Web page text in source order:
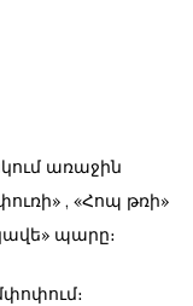
առաջին
, «Հոպ թռի»
պարը։